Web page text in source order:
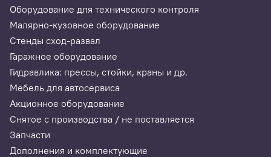
Оборудование для технического контроля
Малярно-кузовное оборудование
Стенды сход-развал
Гаражное оборудование
Гидравлика: прессы, стойки, краны и др.
Мебель для автосервиса
Акционное оборудование
Снятое с производства / не поставляется
Запчасти
Дополнения и комплектующие